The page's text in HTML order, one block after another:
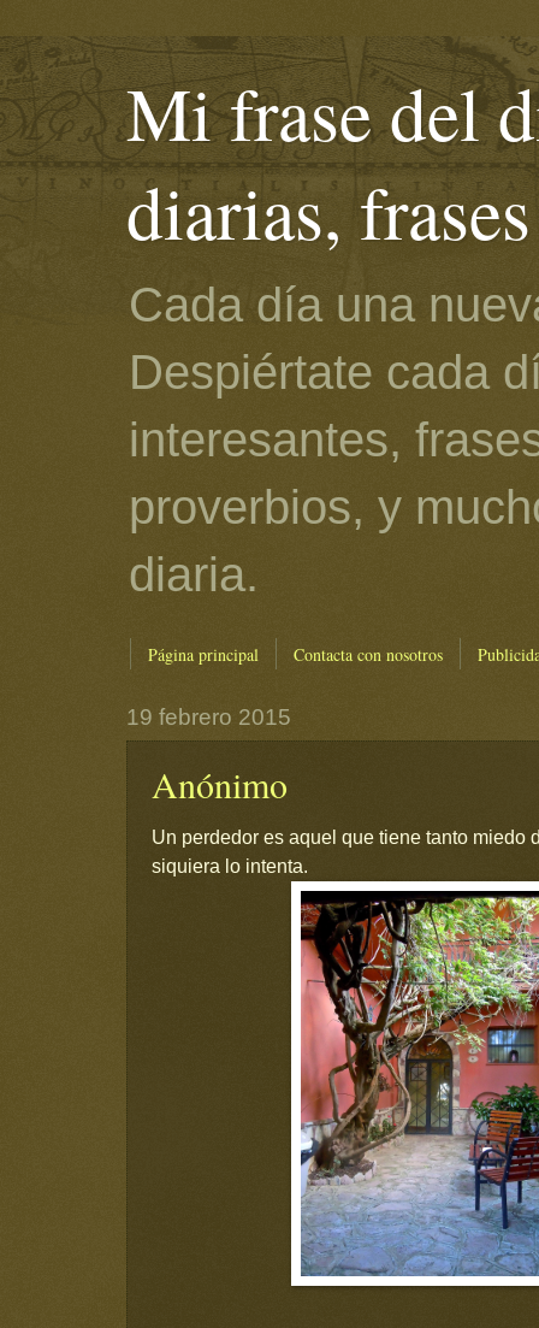
Mi frase del
diarias,
Cada día una
Despiértate cada
interesantes,
proverbios, y
diaria.
Página principal Contacta con nosotros
19 febrero 2015
Anónimo
Un perdedor es aquel que tiene tanto miedo
siquiera lo intenta.